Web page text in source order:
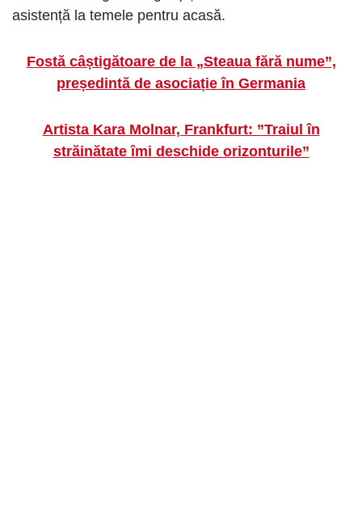
asistență la temele pentru acasă.
Fostă câștigătoare de la „Steaua fără nume”,
președintă de asociație în Germania
Artista Kara Molnar, Frankfurt: ”Traiul în
străinătate îmi deschide orizonturile”